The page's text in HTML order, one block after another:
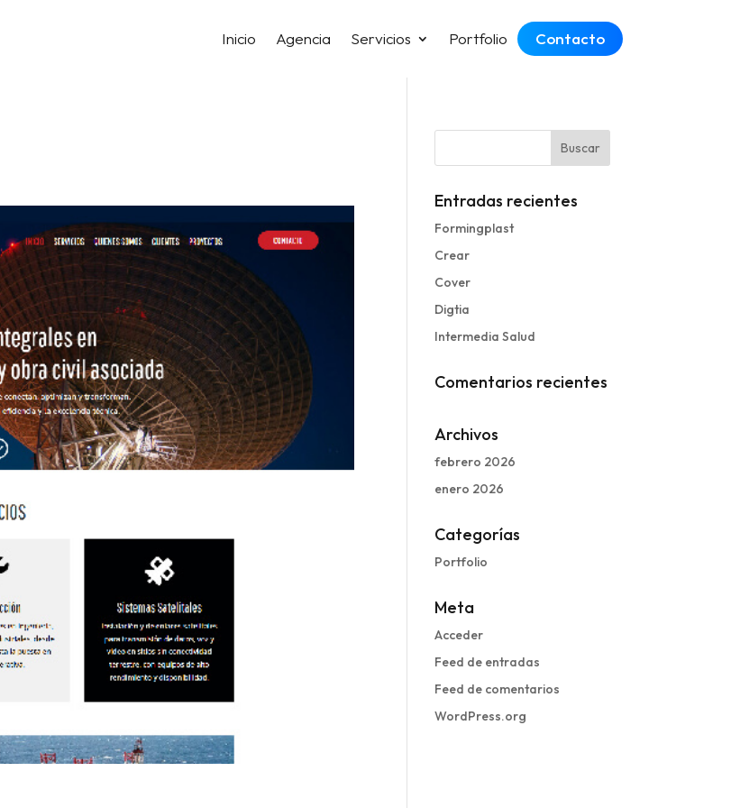
Inicio Agencia Servicios Portfolio Contacto
Entradas recientes
Formingplast
Crear
Cover
Digtia
Intermedia Salud
Comentarios recientes
Archivos
febrero 2026
enero 2026
Categorías
Portfolio
Meta
Acceder
Feed de entradas
Feed de comentarios
WordPress.org